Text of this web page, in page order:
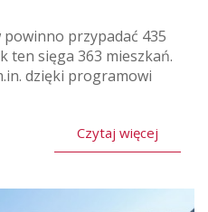
powinno przypadać 435
ten sięga 363 mieszkań.
dzięki programowi
Czytaj więcej